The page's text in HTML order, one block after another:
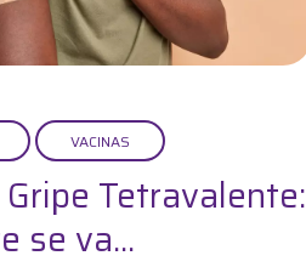
VACINAS
Tetravalente:
se va...